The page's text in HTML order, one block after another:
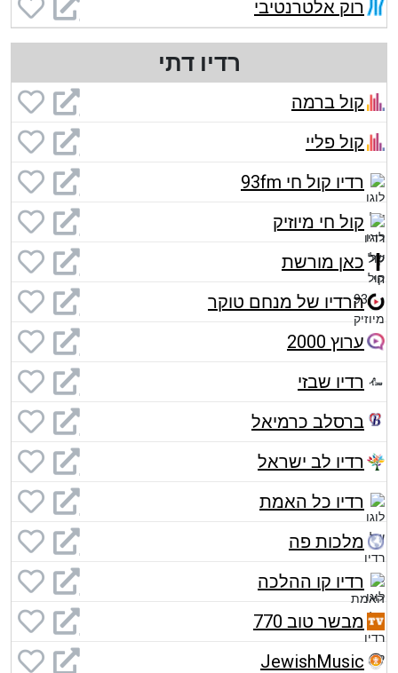
רוק אלטרנטיבי
רדיו דתי
קול ברמה
קול פליי
רדיו קול חי 93fm
קול חי מיוזיק
כאן מורשת
הרדיו של מנחם טוקר
ערוץ 2000
רדיו שבזי
ברסלב כרמיאל
רדיו לב ישראל
רדיו כל האמת
מלכות פה
רדיו קו ההלכה
מבשר טוב 770
JewishMusic